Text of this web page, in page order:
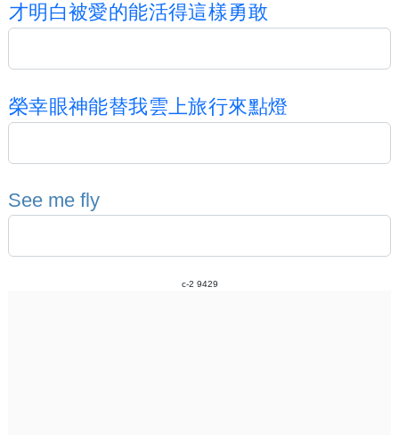
才明 白被愛的能活得這樣勇敢
榮幸眼神能替我雲上旅行來點燈
See me fly
c-2 9429